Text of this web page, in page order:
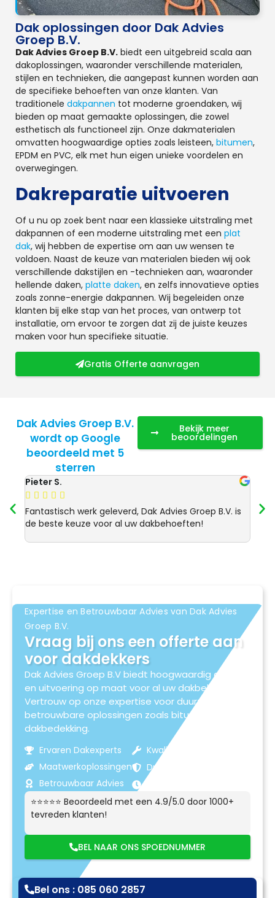
Dak oplossingen door Dak Advies
Groep B.V.
Dak Advies Groep B.V. biedt een uitgebreid scala aan
dakoplossingen, waaronder verschillende materialen,
stijlen en technieken, die aangepast kunnen worden aan
de specifieke behoeften van onze klanten. Van
traditionele dakpannen tot moderne groendaken, wij
bieden op maat gemaakte oplossingen, die zowel
esthetisch als functioneel zijn. Onze dakmaterialen
omvatten hoogwaardige opties zoals leisteen, bitumen,
EPDM en PVC, elk met hun eigen unieke voordelen en
overwegingen.
Dakreparatie uitvoeren
Of u nu op zoek bent naar een klassieke uitstraling met
dakpannen of een moderne uitstraling met een plat
dak, wij hebben de expertise om aan uw wensen te
voldoen. Naast de keuze van materialen bieden wij ook
verschillende dakstijlen en -technieken aan, waaronder
hellende daken, platte daken, en zelfs innovatieve opties
zoals zonne-energie dakpannen. Wij begeleiden onze
klanten bij elke stap van het proces, van ontwerp tot
installatie, om ervoor te zorgen dat zij de juiste keuzes
maken voor hun specifieke situatie.
Gratis Offerte aanvragen
Dak Advies Groep B.V.
wordt op Google
beoordeeld met 5
sterren
Bekijk meer
beoordelingen
Pieter S.
    
Fantastisch werk geleverd, Dak Advies Groep B.V. is
de beste keuze voor al uw dakbehoeften!
Expertise en Betrouwbaar Advies van Dak Advies
Groep B.V.
Vraag bij ons een offerte aan
voor dakdekkers
Dak Advies Groep B.V biedt hoogwaardig advies
en uitvoering op maat voor al uw dakbehoeften.
Vertrouw op onze expertise voor duurzame en
betrouwbare oplossingen zoals bitumen
dakbedekking.
Ervaren Dakexperts
Maatwerkoplossingen
Betrouwbaar Advies
Kwaliteitsmaterialen
Duurzame Resultaten
⭐⭐⭐⭐⭐ Beoordeeld met een 4.9/5.0 door 1000+
tevreden klanten!
BEL NAAR ONS SPOEDNUMMER
Bel ons : 085 060 2857